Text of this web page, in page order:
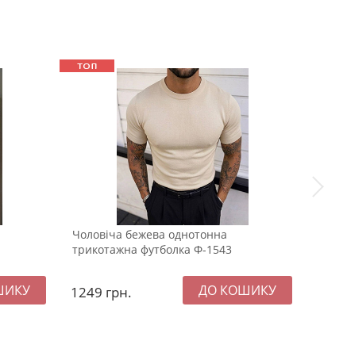
Чоловіча бежева однотонна
трикотажна футболка Ф-1543
1249 грн.